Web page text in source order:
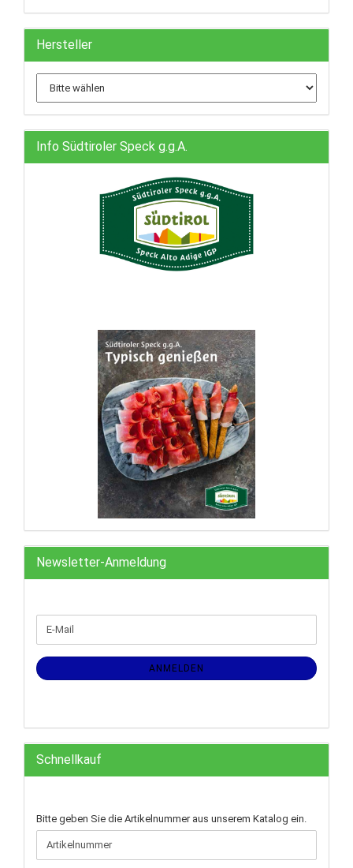
Hersteller
Info Südtiroler Speck g.g.A.
Newsletter-Anmeldung
ZUR
ANMELDUNG
E-
Mail
ANMELDEN
Schnellkauf
BITTE
GEBEN
SIE
DIE
Bitte geben Sie die Artikelnummer aus unserem Katalog ein.